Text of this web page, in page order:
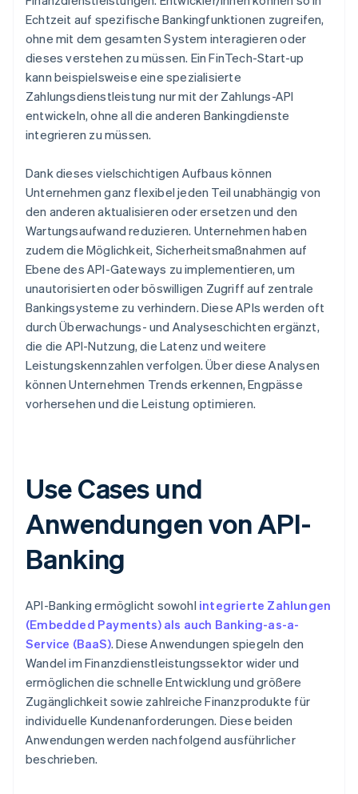
Echtzeit auf spezifische Bankingfunktionen zugreifen,
ohne mit dem gesamten System interagieren oder
dieses verstehen zu müssen. Ein FinTech-Start-up
kann beispielsweise eine spezialisierte
Zahlungsdienstleistung nur mit der Zahlungs-API
entwickeln, ohne all die anderen Bankingdienste
integrieren zu müssen.
Dank dieses vielschichtigen Aufbaus können
Unternehmen ganz flexibel jeden Teil unabhängig von
den anderen aktualisieren oder ersetzen und den
Wartungsaufwand reduzieren. Unternehmen haben
zudem die Möglichkeit, Sicherheitsmaßnahmen auf
Ebene des API-Gateways zu implementieren, um
unautorisierten oder böswilligen Zugriff auf zentrale
Bankingsysteme zu verhindern. Diese APIs werden oft
durch Überwachungs- und Analyseschichten ergänzt,
die die API-Nutzung, die Latenz und weitere
Leistungskennzahlen verfolgen. Über diese Analysen
können Unternehmen Trends erkennen, Engpässe
vorhersehen und die Leistung optimieren.
Use Cases und
Anwendungen von API-
Banking
API-Banking ermöglicht sowohl integrierte Zahlungen
(Embedded Payments) als auch Banking-as-a-
Service (BaaS). Diese Anwendungen spiegeln den
Wandel im Finanzdienstleistungssektor wider und
ermöglichen die schnelle Entwicklung und größere
Zugänglichkeit sowie zahlreiche Finanzprodukte für
individuelle Kundenanforderungen. Diese beiden
Anwendungen werden nachfolgend ausführlicher
beschrieben.